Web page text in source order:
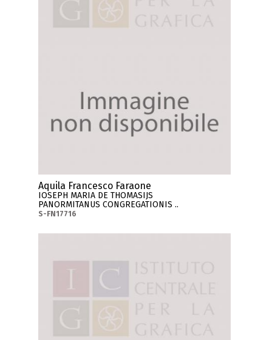
Aquila Francesco Faraone
IOSEPH MARIA DE THOMASIJS
PANORMITANUS CONGREGATIONIS ..
S-FN17716